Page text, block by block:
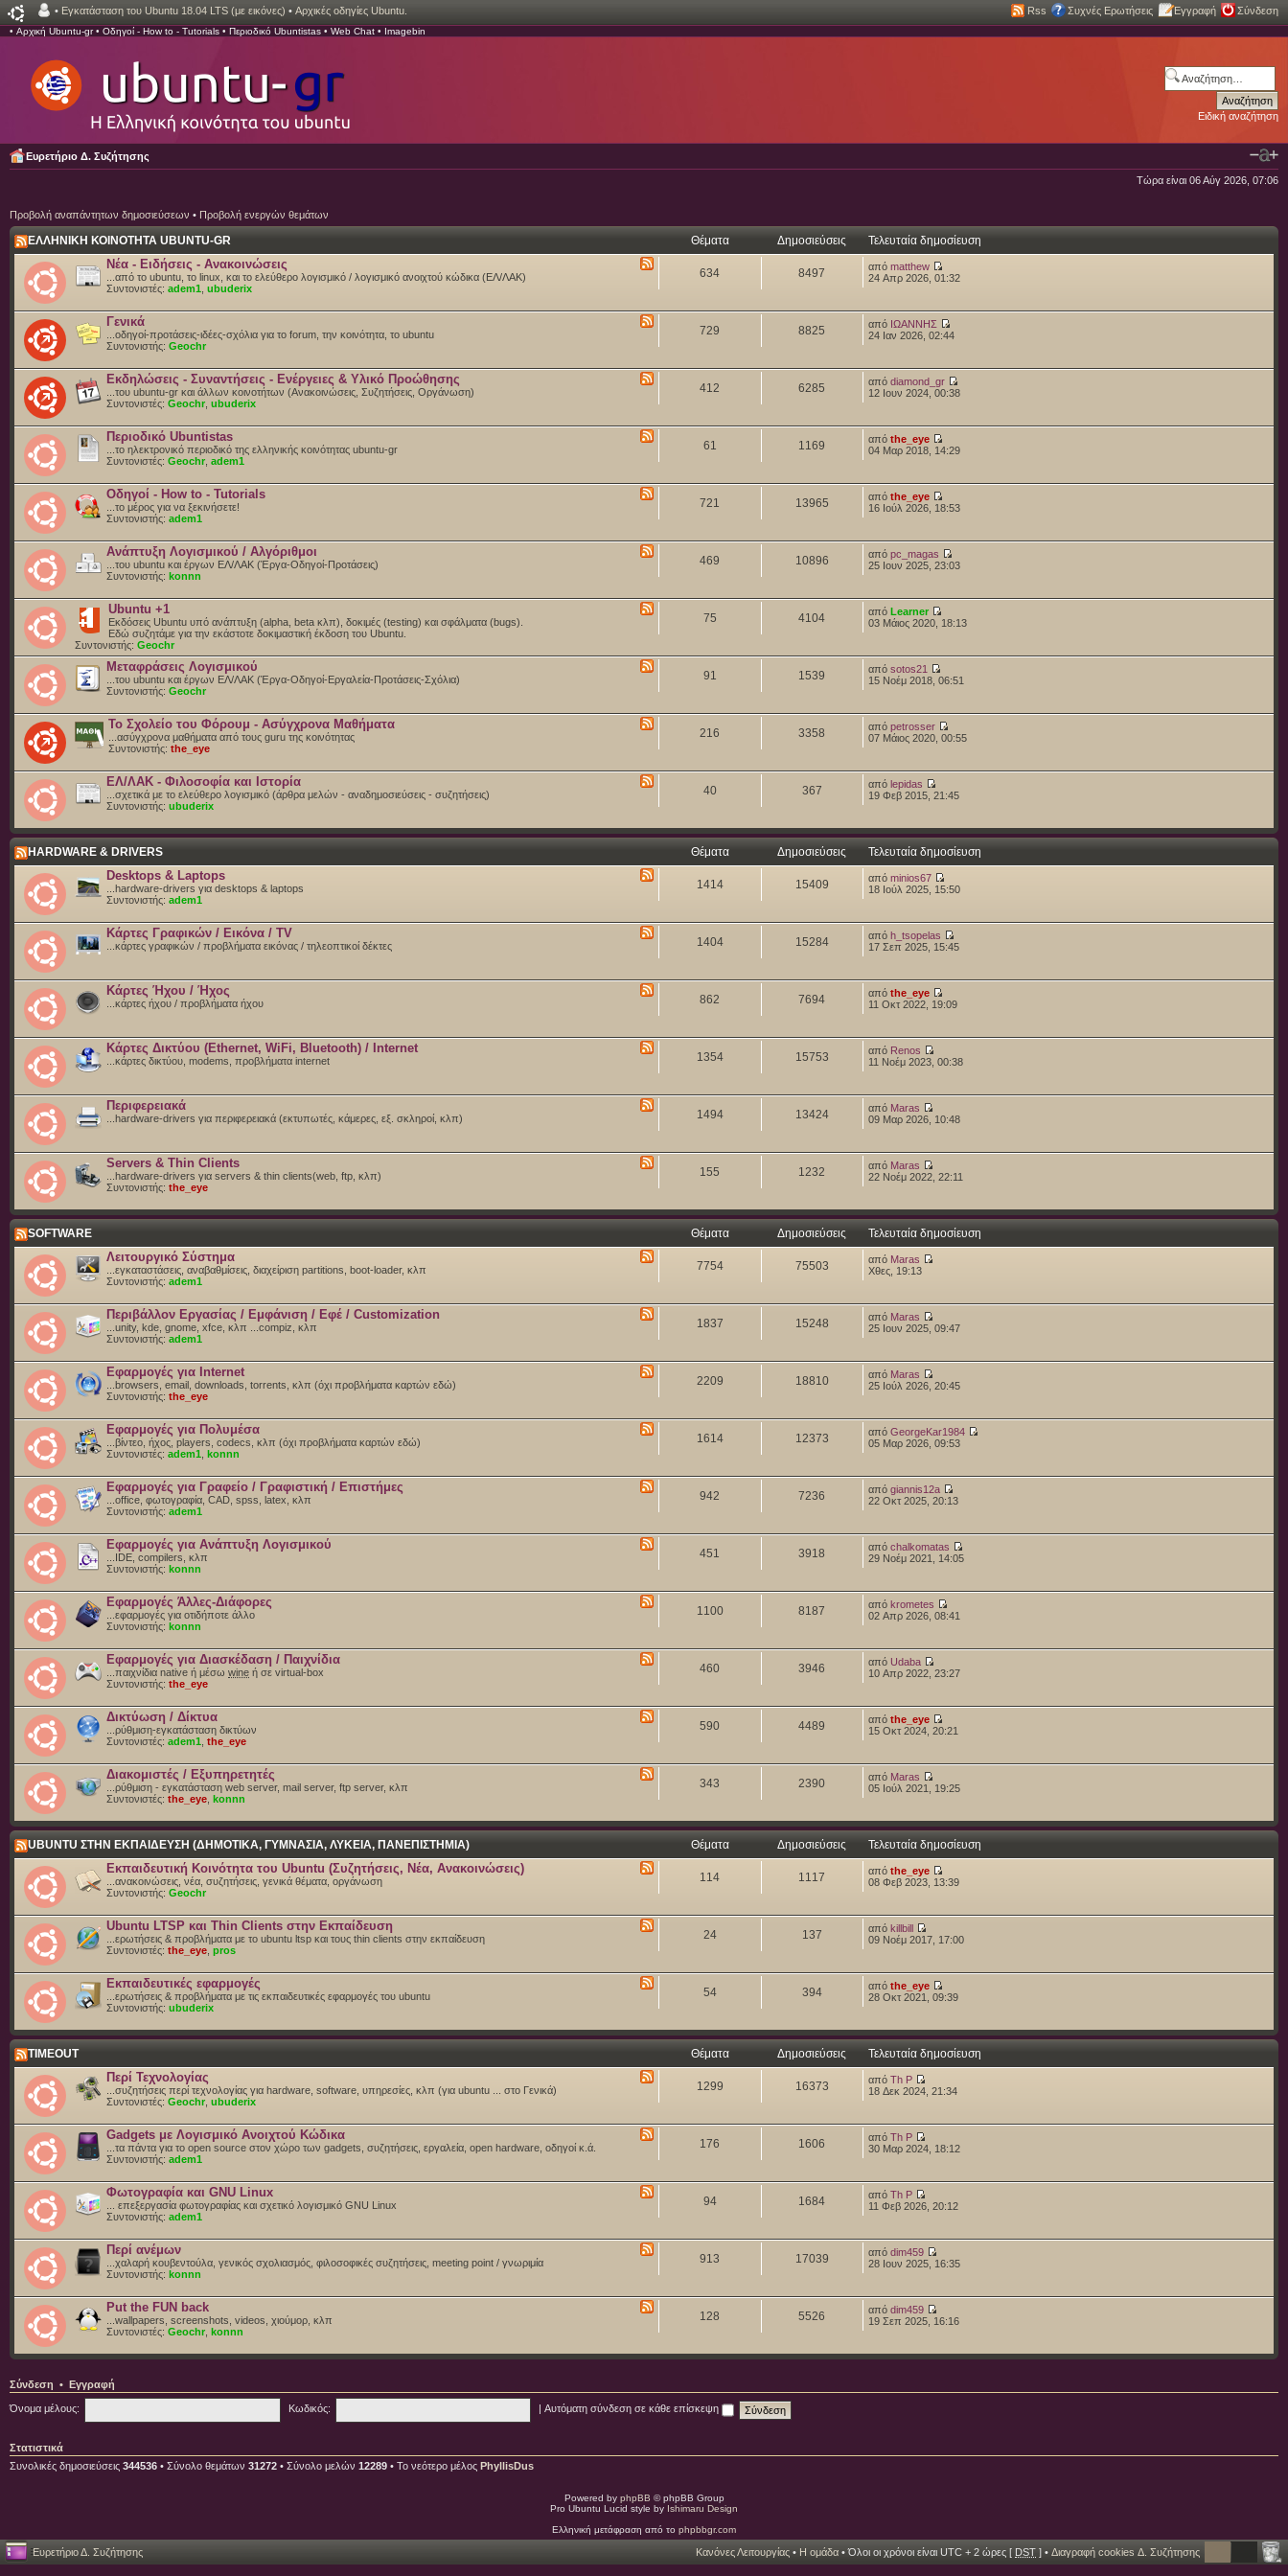
• Εγκατάσταση του Ubuntu 18.04 LTS (με εικόνες) • Αρχικές οδηγίες Ubuntu. Rss Συχνές Ερωτήσεις Εγγραφή Σύνδεση
• Αρχική Ubuntu-gr• Οδηγοί - How to - Tutorials • Περιοδικό Ubuntistas • Web Chat • Imagebin
Ειδική αναζήτηση
Ευρετήριο Δ. Συζήτησης
Τώρα είναι 06 Αύγ 2026, 07:06
Προβολή αναπάντητων δημοσιεύσεων • Προβολή ενεργών θεμάτων
ΕΛΛΗΝΙΚΗ ΚΟΙΝΟΤΗΤΑ UBUNTU-GR Θέματα Δημοσιεύσεις Τελευταία δημοσίευση
Νέα - Ειδήσεις - Ανακοινώσεις
...από το ubuntu, το linux, και το ελεύθερο λογισμικό / λογισμικό ανοιχτού κώδικα (ΕΛ/ΛΑΚ)
Συντονιστές: adem1 ubuderix
634 8497 από matthew
24 Απρ 2026, 01:32
Γενικά
...οδηγοί-προτάσεις-ιδέες-σχόλια για το forum, την κοινότητα, το ubuntu
Συντονιστής: Geochr
729 8825 από ΙΩΑΝΝΗΣ
24 Ιαν 2026, 02:44
Εκδηλώσεις - Συναντήσεις - Ενέργειες & Υλικό Προώθησης
...του ubuntu-gr και άλλων κοινοτήτων (Ανακοινώσεις, Συζητήσεις, Οργάνωση)
Συντονιστές: Geochr ubuderix
412 6285 από diamond_gr
12 Ιουν 2024, 00:38
Περιοδικό Ubuntistas
...το ηλεκτρονικό περιοδικό της ελληνικής κοινότητας ubuntu-gr
Συντονιστές: Geochr adem1
61 1169 από the_eye
04 Μαρ 2018, 14:29
Οδηγοί - How to - Tutorials
...το μέρος για να ξεκινήσετε!
Συντονιστής: adem1
721 13965 από the_eye
16 Ιούλ 2026, 18:53
Ανάπτυξη Λογισμικού / Αλγόριθμοι
...του ubuntu και έργων ΕΛ/ΛΑΚ (Έργα-Οδηγοί-Προτάσεις)
Συντονιστής: konnn
469 10896 από pc_magas
25 Ιουν 2025, 23:03
Ubuntu +1
Εκδόσεις Ubuntu υπό ανάπτυξη (alpha, beta κλπ), δοκιμές (testing) και σφάλματα (bugs).
Eδώ συζητάμε για την εκάστοτε δοκιμαστική έκδοση του Ubuntu.
Συντονιστής: Geochr
75 4104 από Learner
03 Μάιος 2020, 18:13
Μεταφράσεις Λογισμικού
...του ubuntu και έργων ΕΛ/ΛΑΚ (Έργα-Οδηγοί-Εργαλεία-Προτάσεις-Σχόλια)
Συντονιστής: Geochr
91 1539 από sotos21
15 Νοέμ 2018, 06:51
Το Σχολείο του Φόρουμ - Ασύγχρονα Μαθήματα
...ασύγχρονα μαθήματα από τους guru της κοινότητας
Συντονιστής: the_eye
216 3358 από petrosser
07 Μάιος 2020, 00:55
ΕΛ/ΛΑΚ - Φιλοσοφία και Ιστορία
...σχετικά με το ελεύθερο λογισμικό (άρθρα μελών - αναδημοσιεύσεις - συζητήσεις)
Συντονιστής: ubuderix
40 367 από lepidas
19 Φεβ 2015, 21:45
HARDWARE & DRIVERS Θέματα Δημοσιεύσεις Τελευταία δημοσίευση
Desktops & Laptops
...hardware-drivers για desktops & laptops
Συντονιστής: adem1
1414 15409 από minios67
18 Ιούλ 2025, 15:50
Κάρτες Γραφικών / Εικόνα / TV
...κάρτες γραφικών / προβλήματα εικόνας / τηλεοπτικοί δέκτες 1404 15284 από h_tsopelas
17 Σεπ 2025, 15:45
Κάρτες Ήχου / Ήχος
...κάρτες ήχου / προβλήματα ήχου 862 7694 από the_eye
11 Οκτ 2022, 19:09
Κάρτες Δικτύου (Ethernet, WiFi, Bluetooth) / Internet
...κάρτες δικτύου, modems, προβλήματα internet 1354 15753 από Renos
11 Νοέμ 2023, 00:38
Περιφερειακά
...hardware-drivers για περιφερειακά (εκτυπωτές, κάμερες, εξ. σκληροί, κλπ) 1494 13424 από Maras
09 Μαρ 2026, 10:48
Servers & Thin Clients
...hardware-drivers για servers & thin clients(web, ftp, κλπ)
Συντονιστής: the_eye
155 1232 από Maras
22 Νοέμ 2022, 22:11
SOFTWARE Θέματα Δημοσιεύσεις Τελευταία δημοσίευση
Λειτουργικό Σύστημα
...εγκαταστάσεις, αναβαθμίσεις, διαχείριση partitions, boot-loader, κλπ
Συντονιστής: adem1
7754 75503 από Maras
Χθες, 19:13
Περιβάλλον Εργασίας / Εμφάνιση / Εφέ / Customization
...unity, kde, gnome, xfce, κλπ ...compiz, κλπ
Συντονιστής: adem1
1837 15248 από Maras
25 Ιουν 2025, 09:47
Εφαρμογές για Internet
...browsers, email, downloads, torrents, κλπ (όχι προβλήματα καρτών εδώ)
Συντονιστής: the_eye
2209 18810 από Maras
25 Ιούλ 2026, 20:45
Εφαρμογές για Πολυμέσα
...βίντεο, ήχος, players, codecs, κλπ (όχι προβλήματα καρτών εδώ)
Συντονιστές: adem1 konnn
1614 12373 από GeorgeKar1984
05 Μαρ 2026, 09:53
Εφαρμογές για Γραφείο / Γραφιστική / Επιστήμες
...office, φωτογραφία, CAD, spss, latex, κλπ
Συντονιστής: adem1
942 7236 από giannis12a
22 Οκτ 2025, 20:13
Εφαρμογές για Ανάπτυξη Λογισμικού
...IDE, compilers, κλπ
Συντονιστής: konnn
451 3918 από chalkomatas
29 Νοέμ 2021, 14:05
Εφαρμογές Άλλες-Διάφορες
...εφαρμογές για οτιδήποτε άλλο
Συντονιστής: konnn
1100 8187 από krometes
02 Απρ 2026, 08:41
Εφαρμογές για Διασκέδαση / Παιχνίδια
...παιχνίδια native ή μέσω wine ή σε virtual-box
Συντονιστής: the_eye
460 3946 από Udaba
10 Απρ 2022, 23:27
Δικτύωση / Δίκτυα
...ρύθμιση-εγκατάσταση δικτύων
Συντονιστές: adem1 the_eye
590 4489 από the_eye
15 Οκτ 2024, 20:21
Διακομιστές / Εξυπηρετητές
...ρύθμιση - εγκατάσταση web server, mail server, ftp server, κλπ
Συντονιστές: the_eye konnn
343 2390 από Maras
05 Ιούλ 2021, 19:25
UBUNTU ΣΤΗΝ ΕΚΠΑΙΔΕΥΣΗ (ΔΗΜΟΤΙΚΑ, ΓΥΜΝΑΣΙΑ, ΛΥΚΕΙΑ, ΠΑΝΕΠΙΣΤΗΜΙΑ) Θέματα Δημοσιεύσεις Τελευταία δημοσίευση
Εκπαιδευτική Κοινότητα του Ubuntu (Συζητήσεις, Νέα, Ανακοινώσεις)
...ανακοινώσεις, νέα, συζητήσεις, γενικά θέματα, οργάνωση
Συντονιστής: Geochr
114 1117 από the_eye
08 Φεβ 2023, 13:39
Ubuntu LTSP και Thin Clients στην Εκπαίδευση
...ερωτήσεις & προβλήματα με το ubuntu ltsp και τους thin clients στην εκπαίδευση
Συντονιστές: the_eye pros
24 137 από killbill
09 Νοέμ 2017, 17:00
Εκπαιδευτικές εφαρμογές
...ερωτήσεις & προβλήματα με τις εκπαιδευτικές εφαρμογές του ubuntu
Συντονιστής: ubuderix
54 394 από the_eye
28 Οκτ 2021, 09:39
TIMEOUT Θέματα Δημοσιεύσεις Τελευταία δημοσίευση
Περί Τεχνολογίας
...συζητήσεις περί τεχνολογίας για hardware, software, υπηρεσίες, κλπ (για ubuntu ... στο Γενικά)
Συντονιστές: Geochr ubuderix
1299 16373 από Th P
18 Δεκ 2024, 21:34
Gadgets με Λογισμικό Ανοιχτού Κώδικα
...τα πάντα για το open source στον χώρο των gadgets, συζητήσεις, εργαλεία, open hardware, οδηγοί κ.ά.
Συντονιστής: adem1
176 1606 από Th P
30 Μαρ 2024, 18:12
Φωτογραφία και GNU Linux
... επεξεργασία φωτογραφίας και σχετικό λογισμικό GNU Linux
Συντονιστής: adem1
94 1684 από Th P
11 Φεβ 2026, 20:12
Περί ανέμων
...χαλαρή κουβεντούλα, γενικός σχολιασμός, φιλοσοφικές συζητήσεις, meeting point / γνωριμία
Συντονιστής: konnn
913 17039 από dim459
28 Ιουν 2025, 16:35
Put the FUN back
...wallpapers, screenshots, videos, χιούμορ, κλπ
Συντονιστές: Geochr konnn
128 5526 από dim459
19 Σεπ 2025, 16:16
Σύνδεση • Εγγραφή
Όνομα μέλους: Κωδικός: |Αυτόματη σύνδεση σε κάθε επίσκεψη
Στατιστικά
Συνολικές δημοσιεύσεις 344536 • Σύνολο θεμάτων 31272 • Σύνολο μελών 12289 • Το νεότερο μέλος PhyllisDus
Powered by phpBB © phpBB Group
Pro Ubuntu Lucid style by Ishimaru Design
Ελληνική μετάφραση από το phpbbgr.com
Ευρετήριο Δ. Συζήτησης Κανόνες Λειτουργίας • Η ομάδα • Όλοι οι χρόνοι είναι UTC + 2 ώρες [ DST ] • Διαγραφή cookies Δ. Συζήτησης